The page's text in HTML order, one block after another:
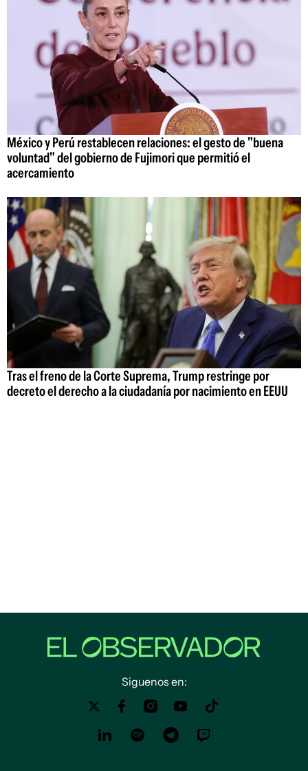
México y Perú restablecen relaciones: el gesto de "buena
voluntad" del gobierno de Fujimori que permitió el
acercamiento
Tras el freno de la Corte Suprema, Trump restringe por
decreto el derecho a la ciudadanía por nacimiento en EEUU
Siguenos en: